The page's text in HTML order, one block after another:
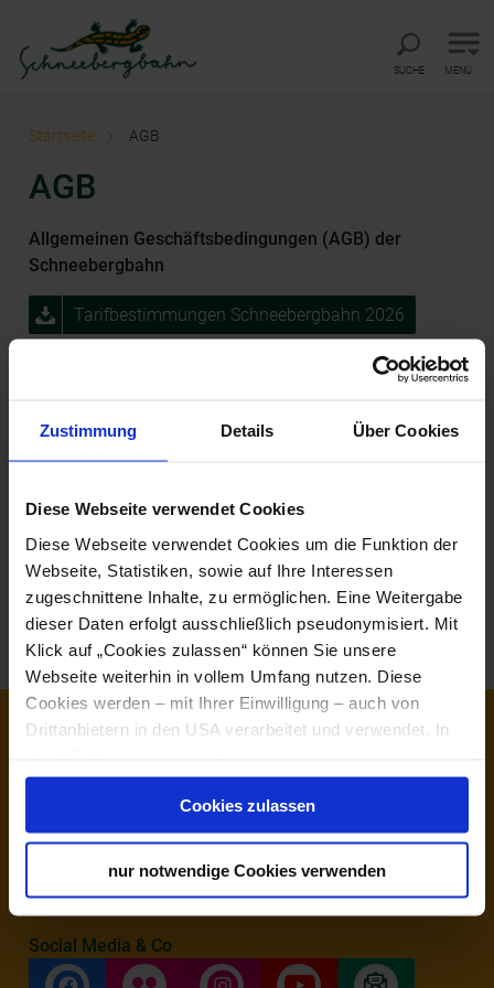
Zustimmung Details Über Cookies
Diese Webseite verwendet Cookies
Diese Webseite verwendet Cookies um die Funktion der
Webseite, Statistiken, sowie auf Ihre Interessen
zugeschnittene Inhalte, zu ermöglichen. Eine Weitergabe
dieser Daten erfolgt ausschließlich pseudonymisiert. Mit
Klick auf „Cookies zulassen“ können Sie unsere
Webseite weiterhin in vollem Umfang nutzen. Diese
Cookies werden – mit Ihrer Einwilligung – auch von
Drittanbietern in den USA verarbeitet und verwendet. In
Datenschutzniveau, und es ist nicht ausgeschlossen,
dass staatliche Sicherheitsbehörden entsprechende
Anordnungen gegenüber den Drittanbietern (Google,
Meta Platforms, Inc.) treffen, um Zugriff zu Daten zu
Dagegen gibt es keine wirksamen Rechtsbehelfe und
Rechtsschutzmöglichkeiten. Zudem werden von den
USA keine geeigneten Garantien für den Schutz
Cookies zulassen
nur notwendige Cookies verwenden
Direkt zur Volltextsuche
Direkt zum Inhalt
SUCHE MENÜ
Startseite AGB
AGB
Allgemeinen Geschäftsbedingungen (AGB) der
Schneebergbahn
Tarifbestimmungen Schneebergbahn 2026
Tarifbestimmungen Schneebergbahn 2025
Hausordnung der Schneebergbahn
zu den Beförderungsbedingungen der
Niederösterreich Bahnen GmbH
zu den AGB der NÖVOG-Gruppe
Service
Wir helfen Ihnen gerne weiter.
+43 2742 360 990-1000
info@niederoesterreichbahnen.at
Social Media & Co